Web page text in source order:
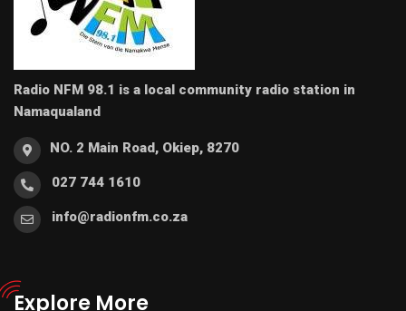
Radio NFM 98.1 is a local community radio station in
Namaqualand
NO. 2 Main Road, Okiep, 8270
027 744 1610
info@radionfm.co.za
Explore More